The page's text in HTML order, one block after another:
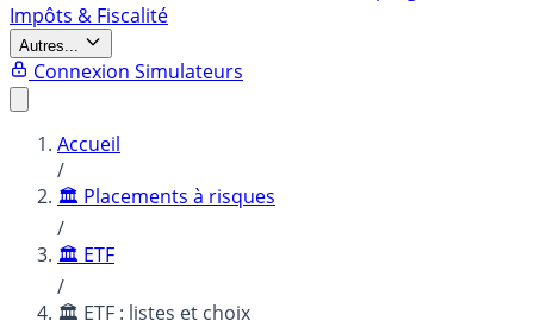
Impôts & Fiscalité
Autres...
Connexion Simulateurs
Accueil
/
🏛️ Placements à risques
/
🏛️ ETF
/
🏛️ ETF : listes et choix